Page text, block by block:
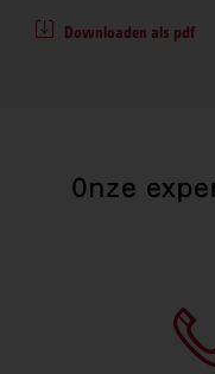
Downloaden als pdf
Onze